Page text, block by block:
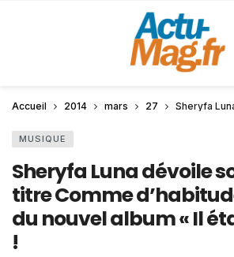
Accueil 2014 mars 27 Sheryfa
MUSIQUE
Sheryfa Luna dévoile
titre Comme
du nouvel album « Il
!